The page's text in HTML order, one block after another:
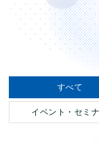
すべて
イベント・セミ